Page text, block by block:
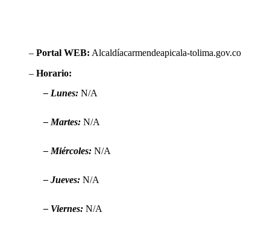
– Portal WEB: Alcaldíacarmendeapicala-tolima.gov.co
– Horario:
– Lunes: N/A
– Martes: N/A
– Miércoles: N/A
– Jueves: N/A
– Viernes: N/A